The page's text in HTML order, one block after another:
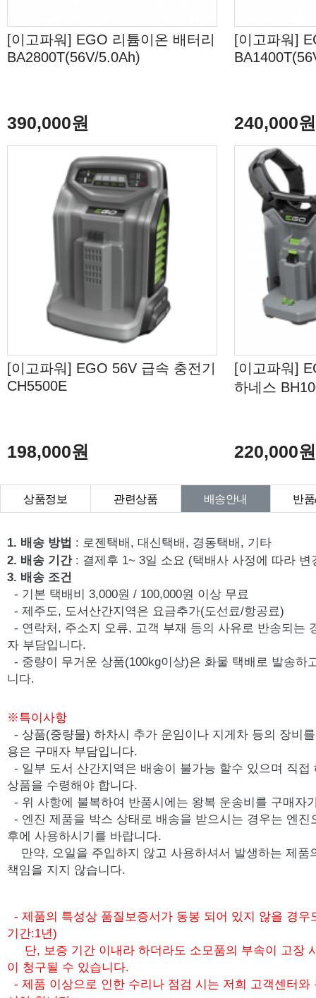
[이고파워] EGO 리튬이온 배터리
BA2800T(56V/5.0Ah)
390,000원
[이고파워]
240,000원
[이고파워] EGO 56V 급속 충전기
CH5500E
198,000원
[이고파워]
하네스
220,000원
상품정보 관련상품 배송안내 반
1. 배송 방법 : 로젠택배, 대신택배, 경동택배, 기타
2. 배송 기간 : 결제후 1~ 3일 소요 (택배사 사정에 따라 변
3. 배송 조건
- 기본 택배비 3,000원 / 100,000원 이상 무료
- 제주도, 도서산간지역은 요금추가(도선료/항공료)
- 연락처, 주소지 오류, 고객 부재 등의 사유로 반송되는
자 부담입니다.
- 중량이 무거운 상품(100kg이상)은 화물 택배로 발송하
니다.
※특이사항
- 상품(중량물) 하차시 추가 운임이나 지게차 등의 장비
용은 구매자 부담입니다.
- 일부 도서 산간지역은 배송이 불가능 할수 있으며 직접
상품을 수령해야 합니다.
- 위 사항에 불복하여 반품시에는 왕복 운송비를 구매자
- 엔진 제품을 박스 상태로 배송을 받으시는 경우는 엔진
후에 사용하시기를 바랍니다.
만약, 오일을 주입하지 않고 사용하셔서 발생하는 제품
책임을 지지 않습니다.
- 제품의 특성상 품질보증서가 동봉 되어 있지 않을 경우
기간:1년)
단, 보증 기간 이내라 하더라도 소모품의 부속이 고장
이 청구될 수 있습니다.
- 제품 이상으로 인한 수리나 점검 시는 저희 고객센터와